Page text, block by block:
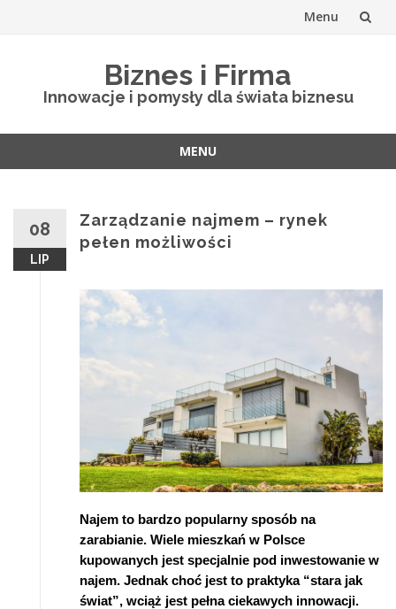
Menu
Biznes i Firma
Innowacje i pomysły dla świata biznesu
MENU
08
LIP
Zarządzanie najmem – rynek
pełen możliwości
Najem to bardzo popularny sposób na
zarabianie. Wiele mieszkań w Polsce
kupowanych jest specjalnie pod inwestowanie w
najem. Jednak choć jest to praktyka “stara jak
świat”, wciąż jest pełna ciekawych innowacji.